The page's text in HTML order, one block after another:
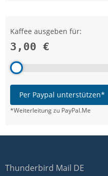
Kaffee ausgeben für:
3,00 €
Per Paypal unterstützen*
*Weiterleitung zu PayPal.Me
Thunderbird Mail DE